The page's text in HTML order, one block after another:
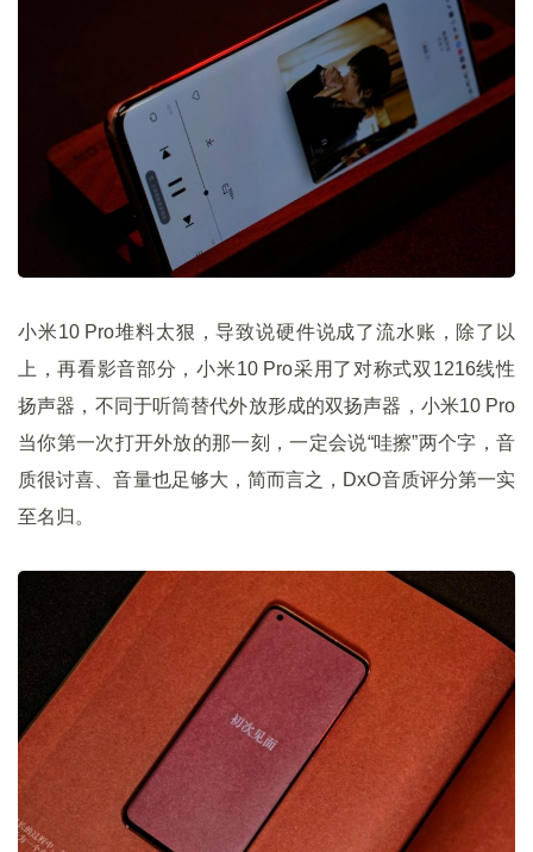
小米10 Pro堆料太狠，导致说硬件说成了流水账，除了以
上，再看影音部分，小米10 Pro采用了对称式双1216线性
扬声器，不同于听筒替代外放形成的双扬声器，小米10 Pro
当你第一次打开外放的那一刻，一定会说“哇擦”两个字，音
质很讨喜、音量也足够大，简而言之，DxO音质评分第一实
至名归。